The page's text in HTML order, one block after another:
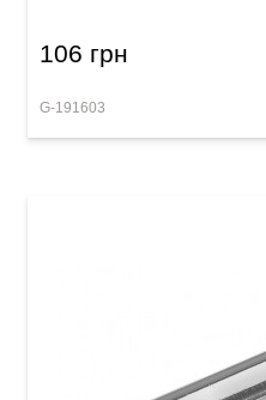
106 грн
G-191603